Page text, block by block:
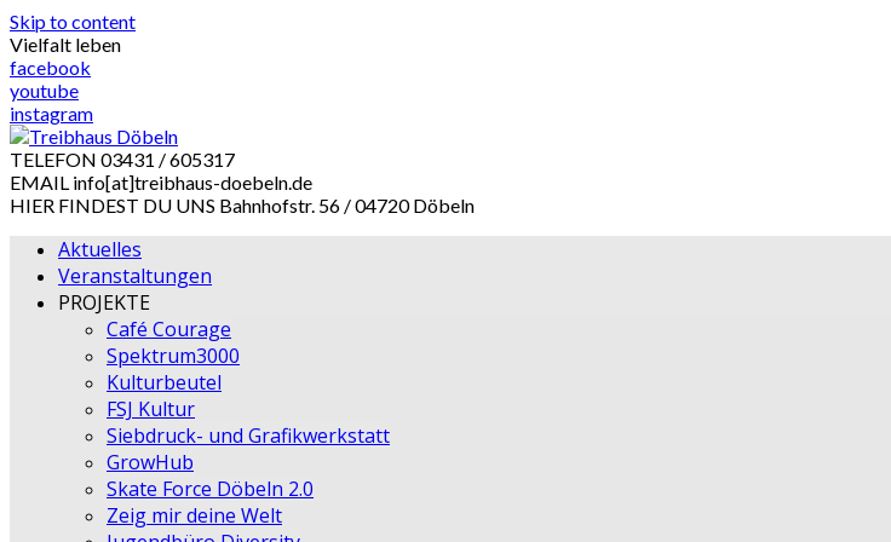
Skip to content
Vielfalt leben
facebook
youtube
instagram
TELEFON 03431 / 605317
EMAIL info[at]treibhaus-doebeln.de
HIER FINDEST DU UNS Bahnhofstr. 56 / 04720 Döbeln
Aktuelles
Veranstaltungen
PROJEKTE
Café Courage
Spektrum3000
Kulturbeutel
FSJ Kultur
Siebdruck- und Grafikwerkstatt
GrowHub
Skate Force Döbeln 2.0
Zeig mir deine Welt